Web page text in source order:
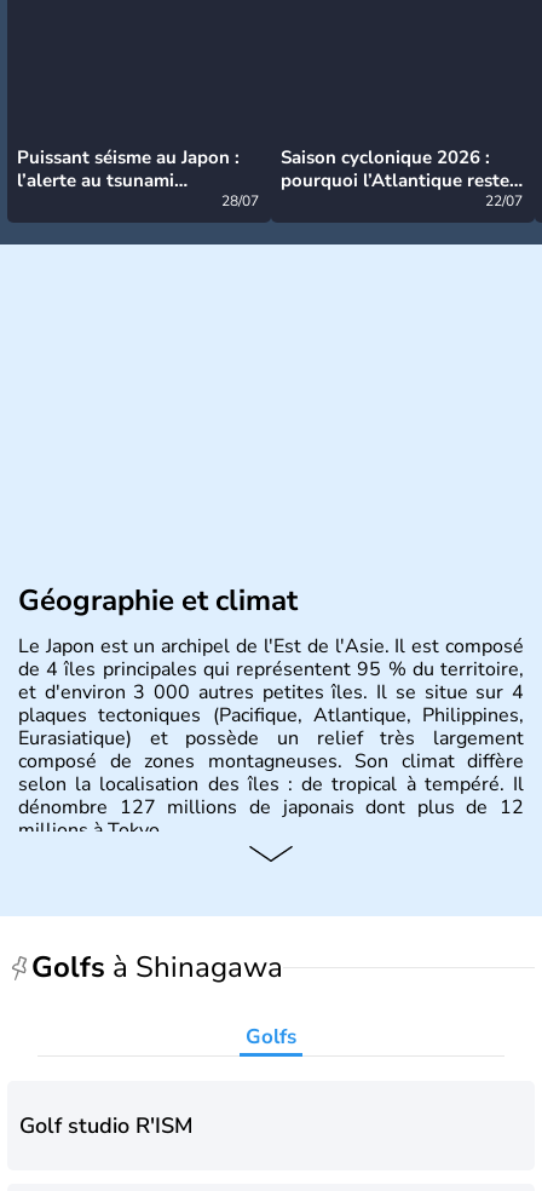
Puissant séisme au Japon :
l’alerte au tsunami
28/07
Saison cyclonique 2026 :
pourquoi l’Atlantique reste
22/07
Géographie et climat
Le Japon est un archipel de l'Est de l'Asie. Il est composé
de 4 îles principales qui représentent 95 % du territoire,
et d'environ 3 000 autres petites îles. Il se situe sur 4
plaques tectoniques (Pacifique, Atlantique, Philippines,
Eurasiatique) et possède un relief très largement
composé de zones montagneuses. Son climat diffère
selon la localisation des îles : de tropical à tempéré. Il
dénombre 127 millions de japonais dont plus de 12
millions à Tokyo.
Il semblerait que le Japon ait été fondé au VIIe siècle
XVIème siècle que le pays commence à s'ouvrir aux
développe sous la domination des Etats-Unis jusqu'en
1951, et demeure aujourd'hui le dernier empire du
Golfs à Shinagawa
Golfs
Golf studio R'ISM